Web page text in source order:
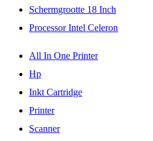
Schermgrootte 18 Inch
Processor Intel Celeron
All In One Printer
Hp
Inkt Cartridge
Printer
Scanner